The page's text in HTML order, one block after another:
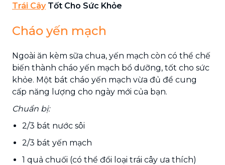
Trái CâyTốt Cho Sức Khỏe
Cháo yến mạch
Ngoài ăn kèm sữa chua, yến mạch còn có thể chế
biến thành cháo yến mạch bổ dưỡng, tốt cho sức
khỏe. Một bát cháo yến mạch vừa đủ để cung
cấp năng lượng cho ngày mới của bạn.
Chuẩn bị:
2/3 bát nước sôi
2/3 bát yến mạch
1 quả chuối (có thể đổi loại trái cây ưa thích)